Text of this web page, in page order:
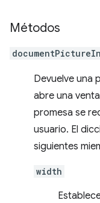
Métodos
Devuelve una
abre una
promesa se
usuario. El
siguientes
width